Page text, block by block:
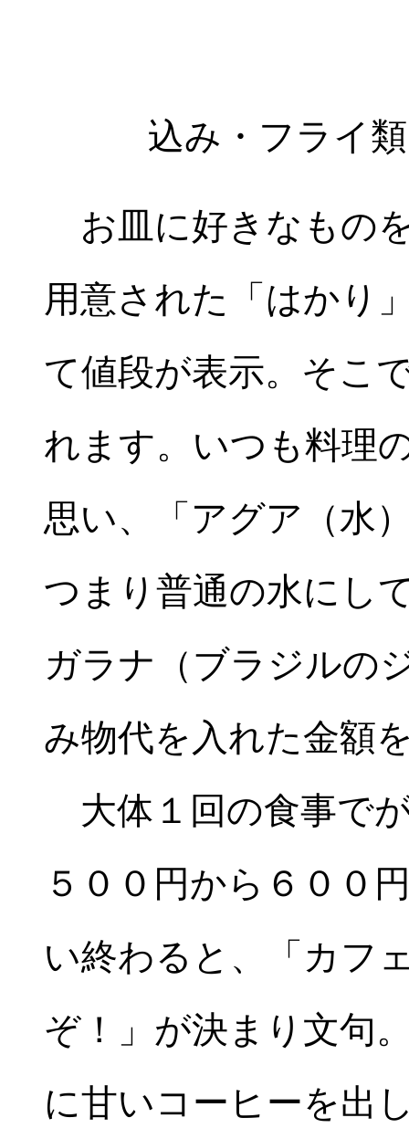
込み・フライ
お皿に好きなもの
用意された「はかり
て値段が表示。そこ
れます。いつも料理
思い、「アグア（水
つまり普通の水にし
ガラナ（ブラジルの
み物代を入れた金額
大体１回の食事で
５００円から６００
い終わると、「カフ
ぞ！」が決まり文句
に甘いコーヒーを出